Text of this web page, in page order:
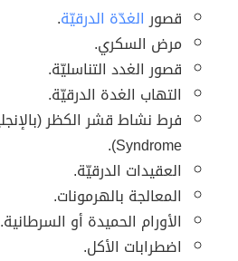
قصورالغدّة الدرقيّة.
مرض السكري.
قصور الغدد التناسليّة.
التهاب الغدة الدرقيّة.
Syndrome).
العقيدات الدرقيّة.
المعالجة بالهرمونات.
الأورام الحميدة أو السرطانية.
اضطرابات الأكل.